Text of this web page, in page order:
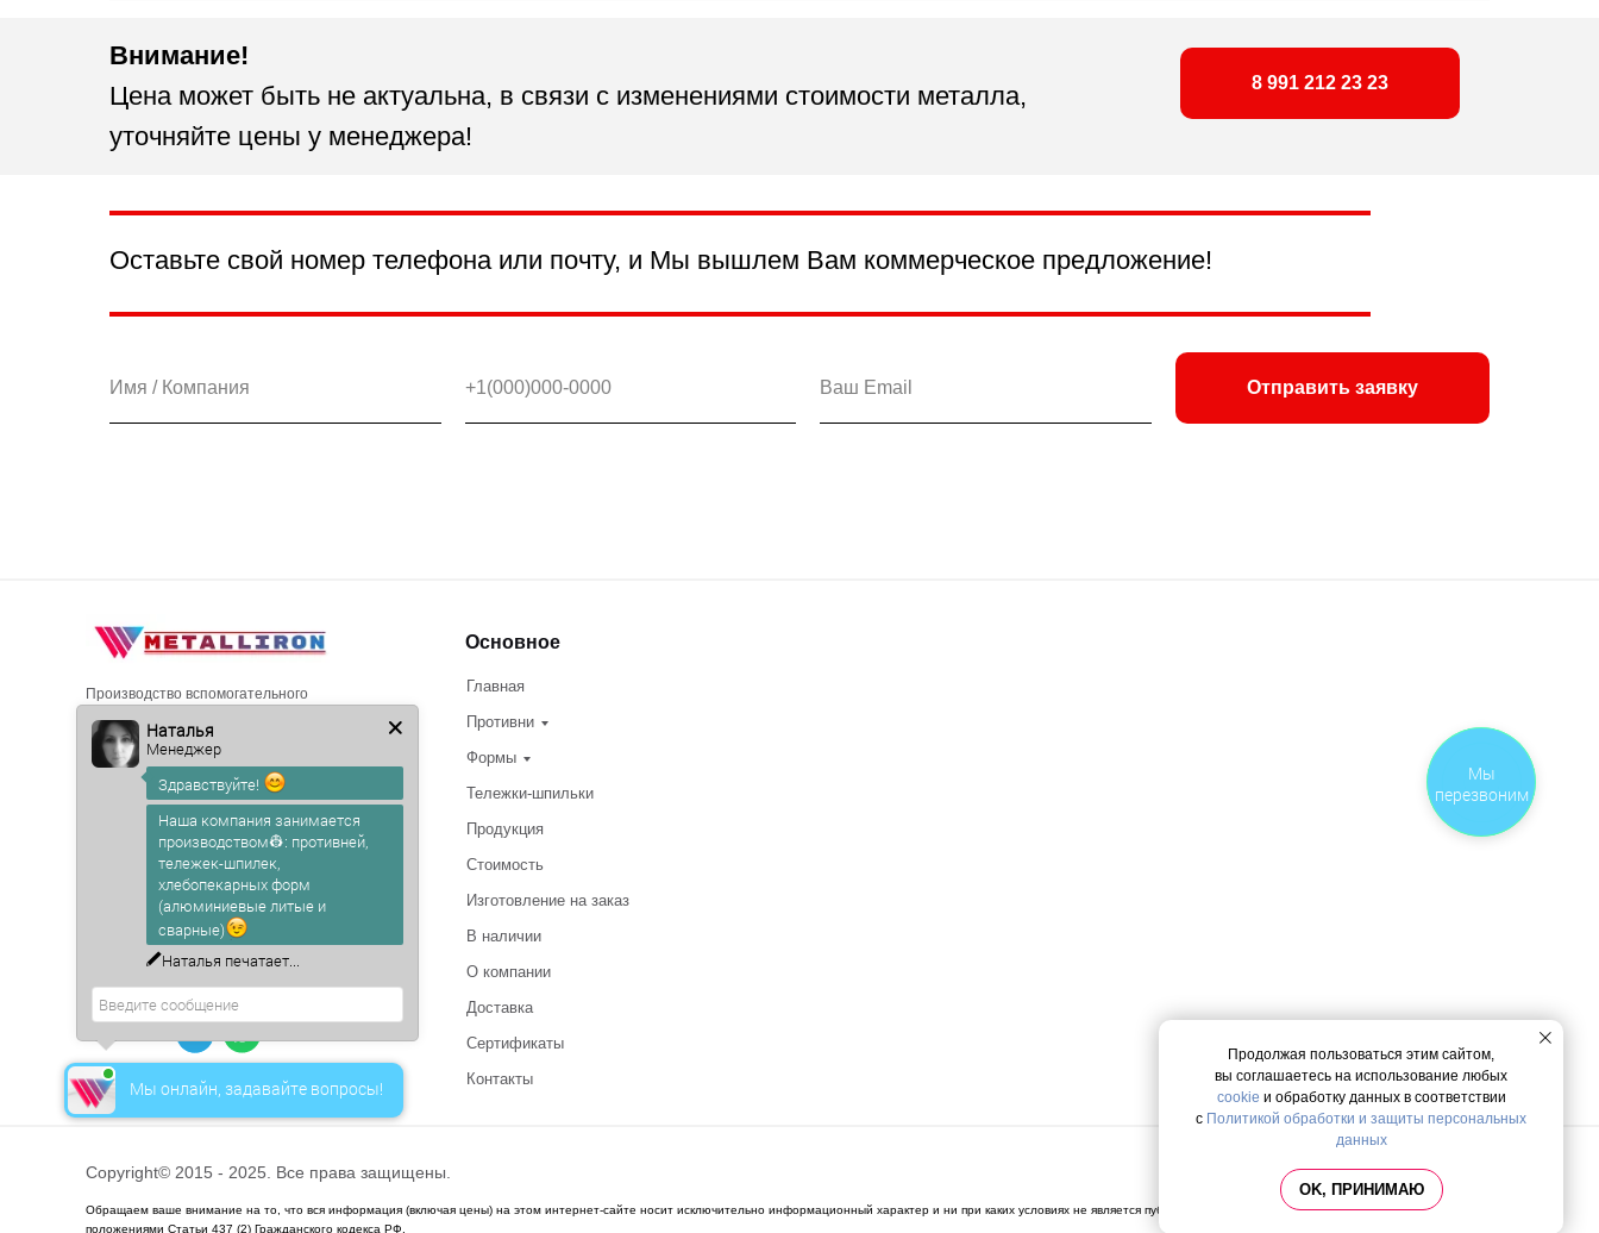
Внимание!
Цена может быть не актуальна, в связи с изменениями стоимости металла,
уточняйте цены у менеджера!
8 991 212 23 23
Оставьте свой номер телефона или почту, и Мы вышлем Вам коммерческое предложение!
Отправить заявку
Производство вспомогательного
промышленности. С доставкой
по России.
г. Белгород
ул. Коммунальная д. 6, офис 2
+7 (991) 212-23-23
Metalliron1@yandex.ru
Основное
Главная
Продукция
О компании
Противни
Стоимость
Доставка
Тележки-шпильки
Изготовление на заказ
Сертификаты
Контакты
Copyright© 2015 - 2025. Все права защищены. Политика конфиденциальности
+7 (4722) 50-17-45
Формы
В наличии
Обращаем ваше внимание на то, что вся информация (включая цены) на этом интернет-сайте носит исключительно информационный характер и ни при каких условиях не является публичной офертой, определяемой
положениями Статьи 437 (2) Гражданского кодекса РФ.
Продолжая пользоваться этим сайтом,
вы соглашаетесь на использование любых
cookie и обработку данных в соответствии
с Политикой обработки и защиты персональных
данных
OK, ПРИНИМАЮ
перезвоним
Закажите
звонок
Мы онлайн, задавайте вопросы!
Наталья
Менеджер
Здравствуйте!
Наша компания занимается
производством👷: противней,
тележек-шпилек,
хлебопекарных форм
(алюминиевые литые и
сварные)
Наталья печатает...